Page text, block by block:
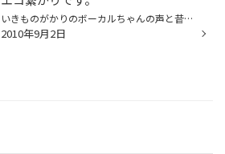
いきものがかりのボーカルちゃんの声と昔のアーティスト（今も？）沢田聖子さんの声は 似ていると思うのですが・・・如何でしょうか・・・。 こんにちは。 オッサン世代サッサン（佐藤）です。 整備日誌が休み中コソーリ更新、私の日記は少し趣向が違いますがしばしお付き合い 下さい。 ９月も暑い...
2010年9月2日